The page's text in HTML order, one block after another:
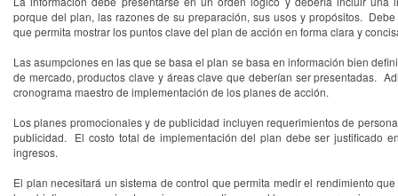
porque del plan, las razones de su preparación, sus usos y propósitos.
que permita mostrar los puntos clave del plan de acción en forma clara y
Las asumpciones en las que se basa el plan se basa en información bien
de mercado, productos clave y áreas clave que deberían ser presentadas.
cronograma maestro de implementación de los planes de acción.
Los planes promocionales y de publicidad incluyen requerimientos de
publicidad. El costo total de implementación del plan debe ser justificado
ingresos.
El plan necesitará un sistema de control que permita medir el rendimiento